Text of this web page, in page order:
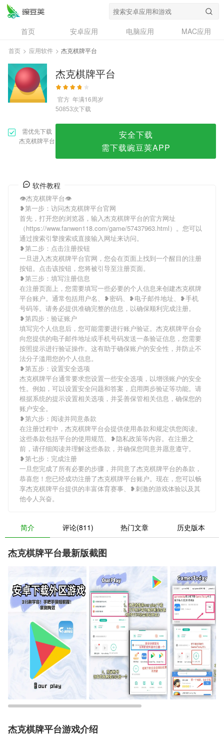
首页 安卓应用 电脑应用
MAC应用
资讯
专题
问答
首页 > 应用软件 > 杰克棋牌平台
杰克棋牌平台
官方 年满16周岁
50853次下载
需优先下载
杰克棋牌平台
安全下载
需下载豌豆荚APP
软件教程
👁杰克棋牌平台👁
❥第一步：访问杰克棋牌平台官网
首先，打开您的浏览器，输入杰克棋牌平台的官方网址
（https://www.fanwen118.com/game/57437963.html）。您可以
通过搜索引擎搜索或直接输入网址来访问。
❥第二步：点击注册按钮
一旦进入杰克棋牌平台官网，您会在页面上找到一个醒目的注册
按钮。点击该按钮，您将被引导至注册页面。
❥第三步：填写注册信息
在注册页面上，您需要填写一些必要的个人信息来创建杰克棋牌
平台账户。通常包括用户名、❥密码、❥电子邮件地址、❥手机
号码等。请务必提供准确完整的信息，以确保顺利完成注册。
❥第四步：验证账户
填写完个人信息后，您可能需要进行账户验证。杰克棋牌平台会
向您提供的电子邮件地址或手机号码发送一条验证信息，您需要
按照提示进行验证操作。这有助于确保账户的安全性，并防止不
法分子滥用您的个人信息。
❥第五步：设置安全选项
杰克棋牌平台通常要求您设置一些安全选项，以增强账户的安全
性。例如，可以设置安全问题和答案，启用两步验证等功能。请
根据系统的提示设置相关选项，并妥善保管相关信息，确保您的
账户安全。
❥第六步：阅读并同意条款
在注册过程中，杰克棋牌平台会提供使用条款和规定供您阅读。
这些条款包括平台的使用规范、❥隐私政策等内容。在注册之
前，请仔细阅读并理解这些条款，并确保您同意并愿意遵守。
❥第七步：完成注册
一旦您完成了所有必要的步骤，并同意了杰克棋牌平台的条款，
恭喜您！您已经成功注册了杰克棋牌平台账户。现在，您可以畅
享杰克棋牌平台提供的丰富体育赛事、❥刺激的游戏体验以及其
他令人兴奋。
简介 评论(811) 热门文章 历史版本
杰克棋牌平台最新版截图
杰克棋牌平台游戏介绍